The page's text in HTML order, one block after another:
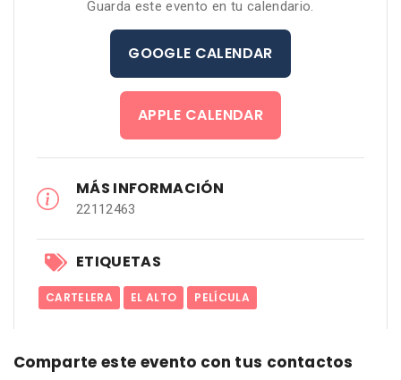
Guarda este evento en tu calendario.
GOOGLE CALENDAR
APPLE CALENDAR
MÁS INFORMACIÓN
22112463
ETIQUETAS
CARTELERA EL ALTO PELÍCULA
Comparte este evento con tus contactos